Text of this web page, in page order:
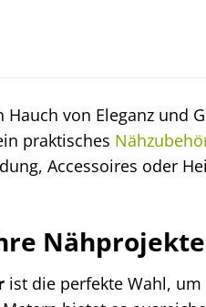
von Eleganz und
praktisches
Accessoires oder
ist die perfekte Wahl,